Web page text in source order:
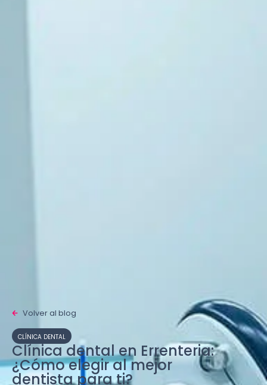
Volver al blog
CLÍNICA DENTAL
Clínica dental en Errenteria:
¿Cómo elegir al mejor
dentista para ti?